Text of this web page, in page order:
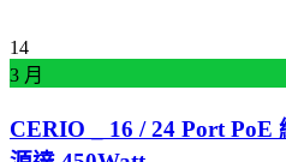
14
3 月
CERIO _ 16 / 24 Port PoE